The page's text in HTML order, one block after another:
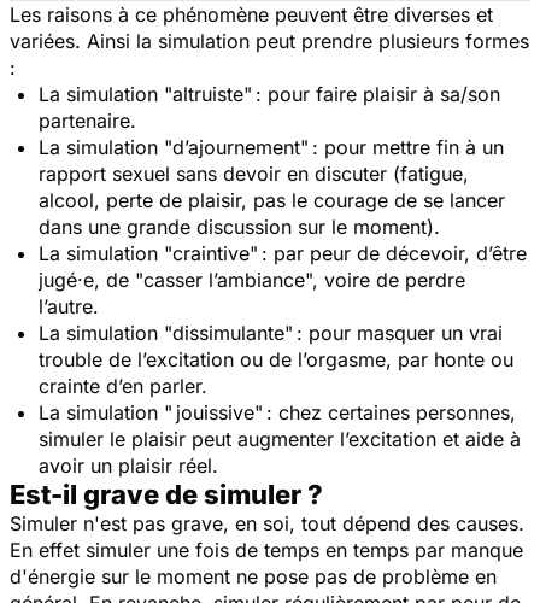
Les raisons à ce phénomène peuvent être diverses et
variées. Ainsi la simulation peut prendre plusieurs formes
:
La simulation "altruiste" : pour faire plaisir à sa/son
partenaire.
La simulation "d’ajournement" : pour mettre fin à un
rapport sexuel sans devoir en discuter (fatigue,
alcool, perte de plaisir, pas le courage de se lancer
dans une grande discussion sur le moment).
La simulation "craintive" : par peur de décevoir, d’être
jugé·e, de "casser l’ambiance", voire de perdre
l’autre.
La simulation "dissimulante" : pour masquer un vrai
trouble de l’excitation ou de l’orgasme, par honte ou
crainte d’en parler.
La simulation " jouissive" : chez certaines personnes,
simuler le plaisir peut augmenter l’excitation et aide à
avoir un plaisir réel.
Est-il grave de simuler ?
Simuler n'est pas grave, en soi, tout dépend des causes.
En effet simuler une fois de temps en temps par manque
d'énergie sur le moment ne pose pas de problème en